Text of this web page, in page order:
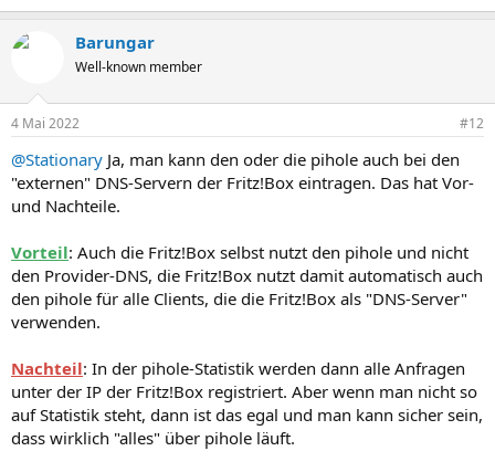
Barungar
Well-known member
4 Mai 2022 #12
@Stationary Ja, man kann den oder die pihole auch bei den
"externen" DNS-Servern der Fritz!Box eintragen. Das hat Vor-
und Nachteile.
Vorteil: Auch die Fritz!Box selbst nutzt den pihole und nicht
den Provider-DNS, die Fritz!Box nutzt damit automatisch auch
den pihole für alle Clients, die die Fritz!Box als "DNS-Server"
verwenden.
Nachteil: In der pihole-Statistik werden dann alle Anfragen
unter der IP der Fritz!Box registriert. Aber wenn man nicht so
auf Statistik steht, dann ist das egal und man kann sicher sein,
dass wirklich "alles" über pihole läuft.